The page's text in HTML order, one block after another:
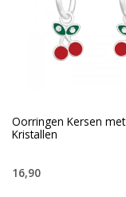
Oorringen Kersen met
Kristallen
16,90